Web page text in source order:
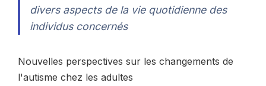
divers aspects de la vie quotidienne des
individus concernés
Nouvelles perspectives sur les changements de
l'autisme chez les adultes